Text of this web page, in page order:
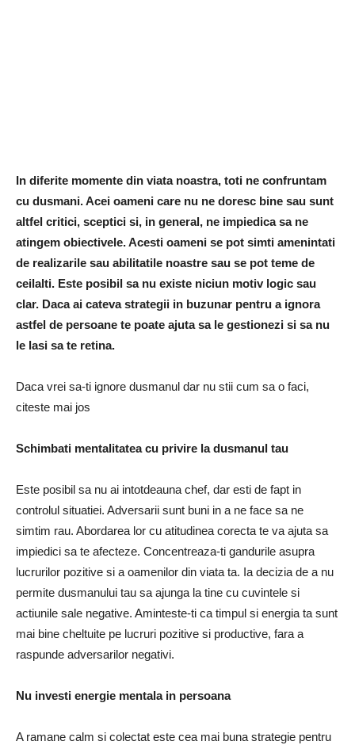
In diferite momente din viata noastra, toti ne confruntam
cu dusmani. Acei oameni care nu ne doresc bine sau sunt
altfel critici, sceptici si, in general, ne impiedica sa ne
atingem obiectivele. Acesti oameni se pot simti amenintati
de realizarile sau abilitatile noastre sau se pot teme de
ceilalti. Este posibil sa nu existe niciun motiv logic sau
clar. Daca ai cateva strategii in buzunar pentru a ignora
astfel de persoane te poate ajuta sa le gestionezi si sa nu
le lasi sa te retina.
Daca vrei sa-ti ignore dusmanul dar nu stii cum sa o faci,
citeste mai jos
Schimbati mentalitatea cu privire la dusmanul tau
Este posibil sa nu ai intotdeauna chef, dar esti de fapt in
controlul situatiei. Adversarii sunt buni in a ne face sa ne
simtim rau. Abordarea lor cu atitudinea corecta te va ajuta sa
impiedici sa te afecteze. Concentreaza-ti gandurile asupra
lucrurilor pozitive si a oamenilor din viata ta. Ia decizia de a nu
permite dusmanului tau sa ajunga la tine cu cuvintele si
actiunile sale negative. Aminteste-ti ca timpul si energia ta sunt
mai bine cheltuite pe lucruri pozitive si productive, fara a
raspunde adversarilor negativi.
Nu investi energie mentala in persoana
A ramane calm si colectat este cea mai buna strategie pentru